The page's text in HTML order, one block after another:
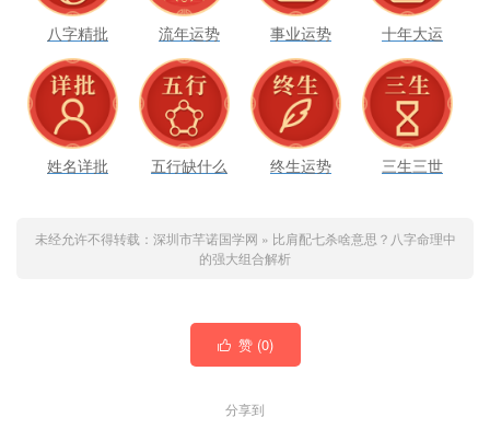
八字精批 流年运势 事业运势 十年大运
姓名详批 五行缺什么 终生运势 三生三世
未经允许不得转载： 深圳市芊诺国学网 » 比肩配七杀啥意思？八字命理中
的强大组合解析
 赞 (0)
分享到